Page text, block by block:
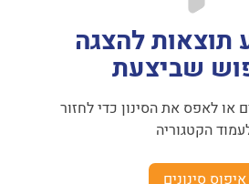
תוצאות להצגה
שביצעת
או לאפס את הסינון כדי לחזור
הקטגוריה
איפוס סינונים